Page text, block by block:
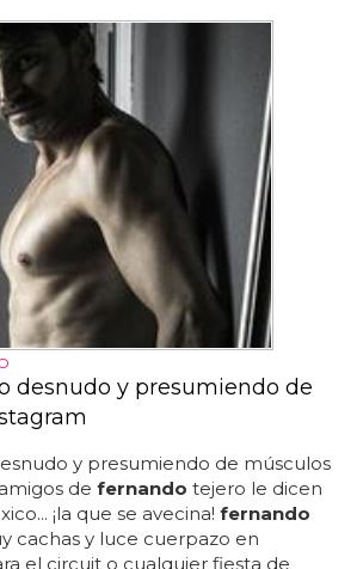
desnudo y presumiendo de
y presumiendo de músculos
de fernando tejero le dicen
¡la que se avecina! fernando
cachas y luce cuerpazo en
el circuit o cualquier fiesta de